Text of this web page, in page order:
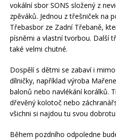
vokální sbor SONS složený z
zpěváků. Jednou z třešniček na
Třebasbor ze Zadní Třebaně,
písněmi a vlastní tvorbou. Další
také velmi chutné.
Dospělí s dětmi se zabaví i
dílničky, například výroba
balonů nebo navlékání korálků.
dřevěný kolotoč nebo
všichni si najdou tu svou
Během pozdního odpoledne